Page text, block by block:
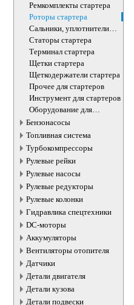
Ремкомплекты стартера
Роторы стартера
Сальники, уплотнители
,изоляторы стартера
Статоры стартера
Терминал стартера
Щетки стартера
Щеткодержатели стартера
Прочее для стартеров
Инструмент для стартеров
Оборудование для
стартеров
Бензонасосы
Топливная система
Турбокомпрессоры
Рулевые рейки
Рулевые насосы
Рулевые редукторы
Рулевые колонки
Гидравлика спецтехники
DC-моторы
Аккумуляторы
Вентиляторы отопителя
Датчики
Детали двигателя
Детали кузова
Детали подвески